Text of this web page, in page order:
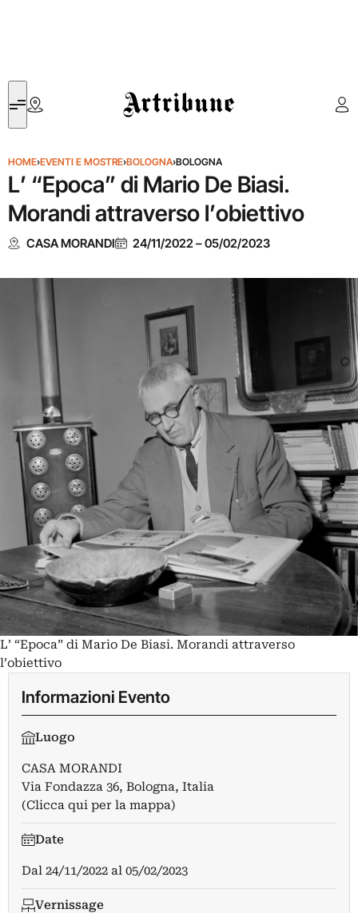
Artribune
HOME›EVENTI E MOSTRE›BOLOGNA›BOLOGNA
L’ “Epoca” di Mario De Biasi.
Morandi attraverso l’obiettivo
CASA MORANDI 24/11/2022–05/02/2023
L’ “Epoca” di Mario De Biasi. Morandi attraverso
l’obiettivo
Informazioni Evento
Luogo
CASA MORANDI
Via Fondazza 36, Bologna, Italia
(Clicca qui per la mappa)
Date
Dal 24/11/2022 al 05/02/2023
Vernissage